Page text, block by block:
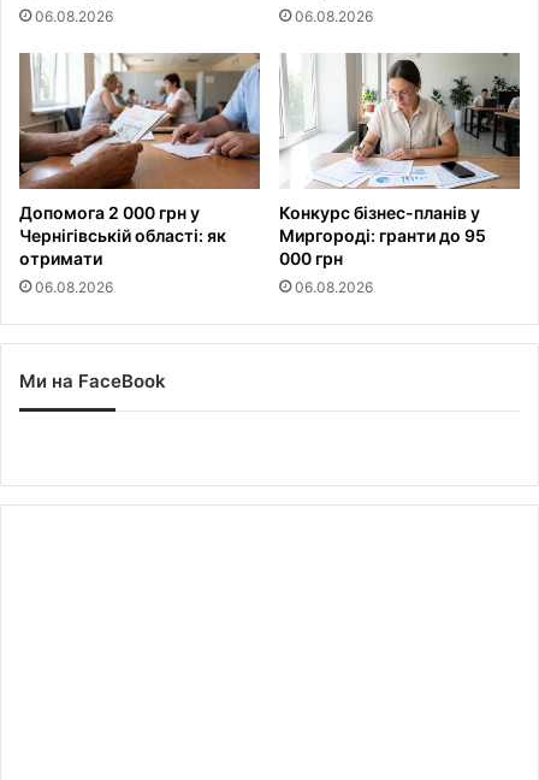
06.08.2026 06.08.2026
Допомога 2 000 грн у
Чернігівській області: як
отримати
06.08.2026
Конкурс бізнес-планів у
Миргороді: гранти до 95
000 грн
06.08.2026
Ми на FaceBook